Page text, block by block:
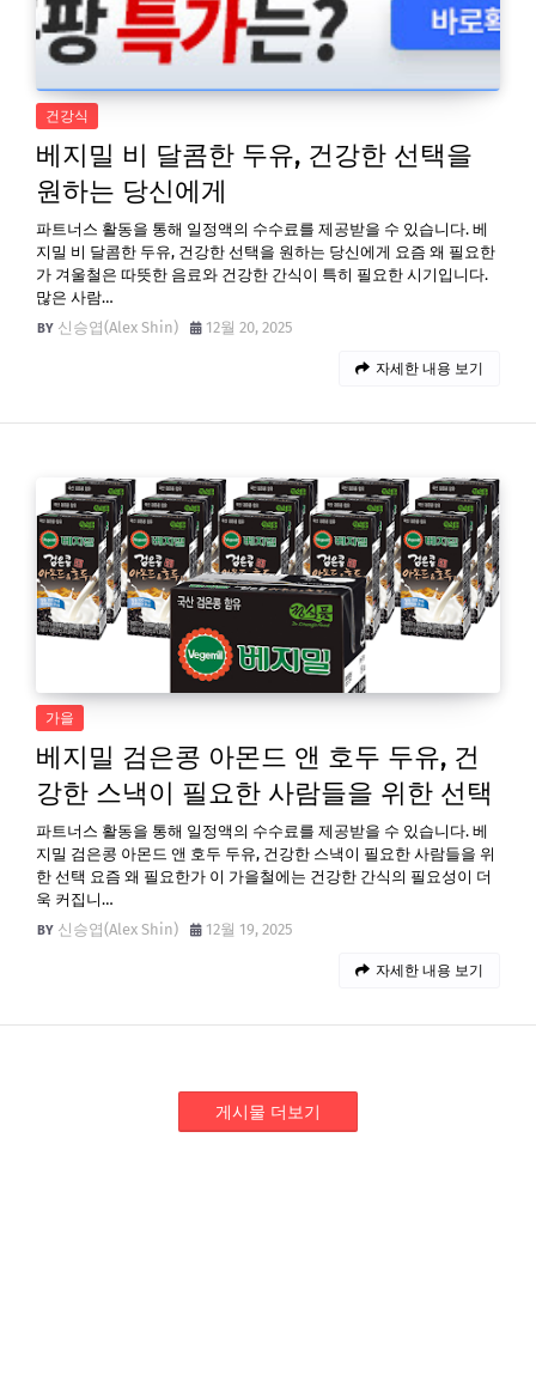
건강식
베지밀 비 달콤한 두유, 건강한 선택을
원하는 당신에게
파트너스 활동을 통해 일정액의 수수료를 제공받을 수 있습니다. 베
지밀 비 달콤한 두유, 건강한 선택을 원하는 당신에게 요즘 왜 필요한
가 겨울철은 따뜻한 음료와 건강한 간식이 특히 필요한 시기입니다.
많은 사람…
신승엽(Alex Shin)
12월 20, 2025
자세한 내용 보기
가을
베지밀 검은콩 아몬드 앤 호두 두유, 건
강한 스낵이 필요한 사람들을 위한 선택
파트너스 활동을 통해 일정액의 수수료를 제공받을 수 있습니다. 베
지밀 검은콩 아몬드 앤 호두 두유, 건강한 스낵이 필요한 사람들을 위
한 선택 요즘 왜 필요한가 이 가을철에는 건강한 간식의 필요성이 더
욱 커집니…
신승엽(Alex Shin)
12월 19, 2025
자세한 내용 보기
게시물 더보기